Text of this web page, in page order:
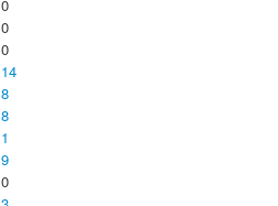
0
0
0
14
8
8
1
9
0